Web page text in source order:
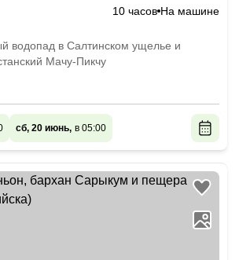
10 часов На машине
водопад в Салтинском ущелье и
Мачу-Пикчу
сб, 20 июнь, в 05:00